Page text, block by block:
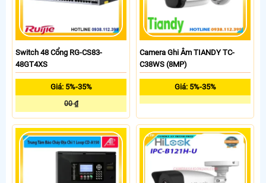
Switch 48 Cổng RG-CS83-
48GT4XS
Giá: 5%-35%
00 ₫
Camera Ghi Âm TIANDY TC-
C38WS (8MP)
Giá: 5%-35%